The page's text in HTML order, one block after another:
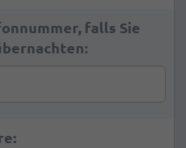
falls Sie